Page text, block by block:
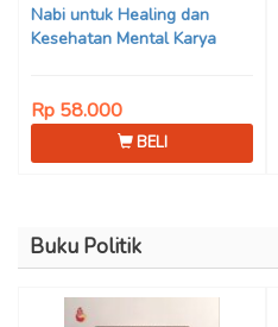
Nabi untuk Healing dan
Kesehatan Mental Karya
Saniyya Fadhila, Avanda
Chintya Cahyaning Putri, dan
Arjunedi
Rp 58.000
BELI
Buku Politik